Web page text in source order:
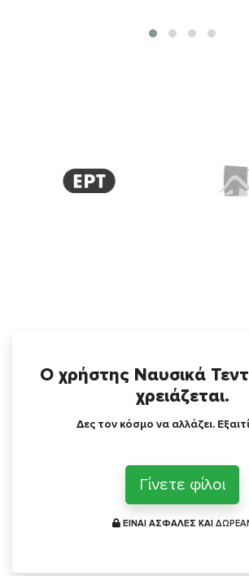
Ο χρήστης Ναυσικά
χρειάζεται.
Δες τον κόσμο να αλλάζει.
Γίνετε φίλοι
ΕΙΝΑΙ ΑΣΦΑΛΕΣ ΚΑΙ